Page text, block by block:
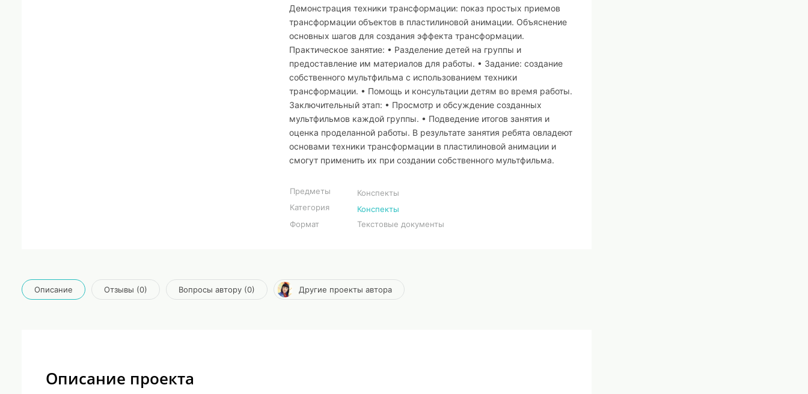
Демонстрация техники трансформации: показ простых приемов
трансформации объектов в пластилиновой анимации. Объяснение
основных шагов для создания эффекта трансформации.
Практическое занятие: • Разделение детей на группы и
предоставление им материалов для работы. • Задание: создание
собственного мультфильма с использованием техники
трансформации. • Помощь и консультации детям во время работы.
Заключительный этап: • Просмотр и обсуждение созданных
мультфильмов каждой группы. • Подведение итогов занятия и
оценка проделанной работы. В результате занятия ребята овладеют
основами техники трансформации в пластилиновой анимации и
смогут применить их при создании собственного мультфильма.
Предметы
Конспекты
Категория
Конспекты
Формат
Текстовые документы
Описание Отзывы (0) Вопросы автору (0) Другие проекты автора
Описание проекта